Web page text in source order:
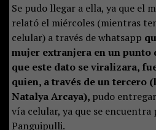
Se pudo llegar a ella, ya que el
relató el miércoles (mientras
celular) a través de whatsapp
mujer extranjera en un punto
que este dato se viralizara,
quien, a través de un tercero
Natalya Arcaya), pudo
vía celular, ya que se encuentra
Panguipulli.